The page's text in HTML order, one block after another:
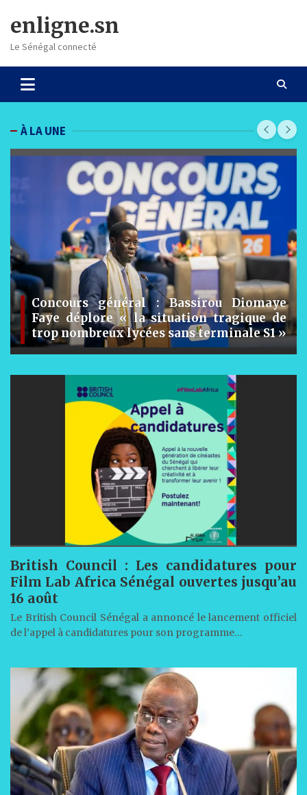
content
enligne.sn
Le Sénégal connecté
À LA UNE
»
Le Sénégal “déterminé” à éliminer les
hépatites virales d’ici 2030
British Council : Les candidatures pour
Film Lab Africa Sénégal ouvertes jusqu’au
16 août
Le British Council Sénégal a annoncé le lancement officiel
de l’appel à candidatures pour son programme…